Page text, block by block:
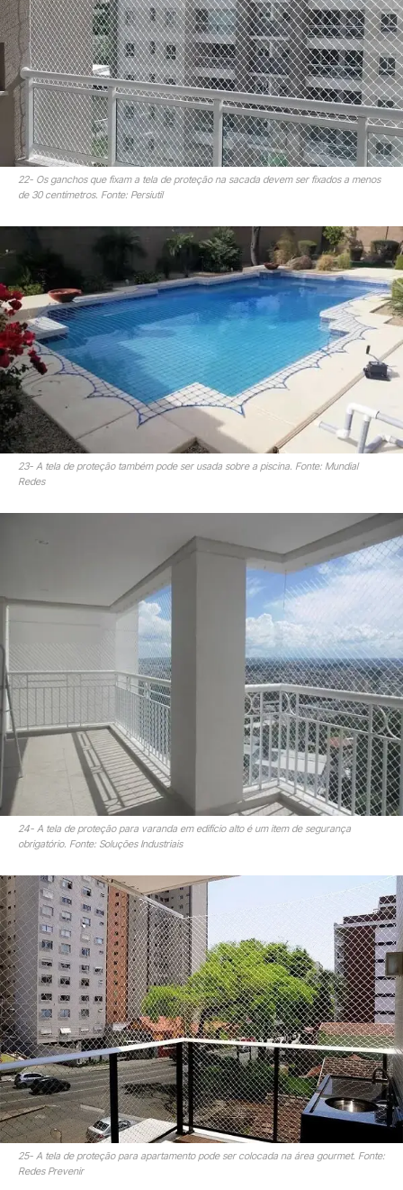
22- Os ganchos que fixam a tela de proteção na sacada devem ser fixados a menos
de 30 centímetros. Fonte: Persiutil
23- A tela de proteção também pode ser usada sobre a piscina. Fonte: Mundial
Redes
24- A tela de proteção para varanda em edifício alto é um item de segurança
obrigatório. Fonte: Soluções Industriais
25- A tela de proteção para apartamento pode ser colocada na área gourmet. Fonte:
Redes Prevenir